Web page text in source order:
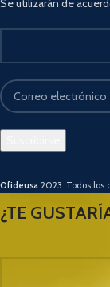
Se utilizarán de
Ofideusa 2023. Todos los
¿TE